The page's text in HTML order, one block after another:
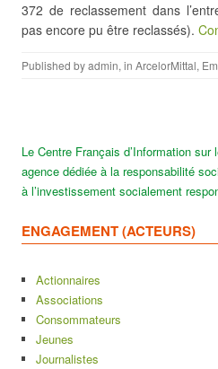
372 de reclassement dans
pas encore pu être reclassés).
Published byadmin, in ArcelorMittal,
Le Centre Français d’Information
agence dédiée à la responsabilité
à l’investissement socialement
ENGAGEMENT (ACTEURS)
Actionnaires
Associations
Consommateurs
Jeunes
Journalistes